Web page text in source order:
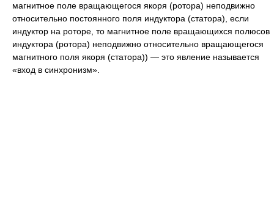
магнитное поле вращающегося якоря (ротора) неподвижно
относительно постоянного поля индуктора (статора), если
индуктор на роторе, то магнитное поле вращающихся полюсов
индуктора (ротора) неподвижно относительно вращающегося
магнитного поля якоря (статора)) — это явление называется
«вход в синхронизм».